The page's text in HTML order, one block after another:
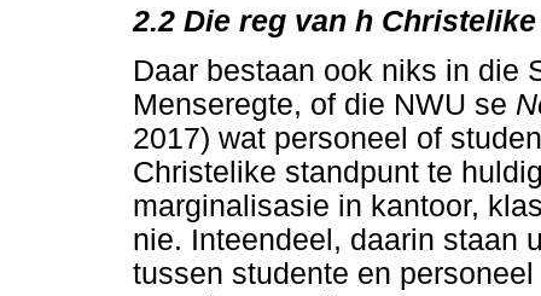
2.2 Die reg van h
Daar bestaan ook niks in die
Menseregte, of die NWU se
2017) wat personeel of
Christelike standpunt te
marginalisasie in kantoor,
nie. Inteendeel, daarin staan
tussen studente en